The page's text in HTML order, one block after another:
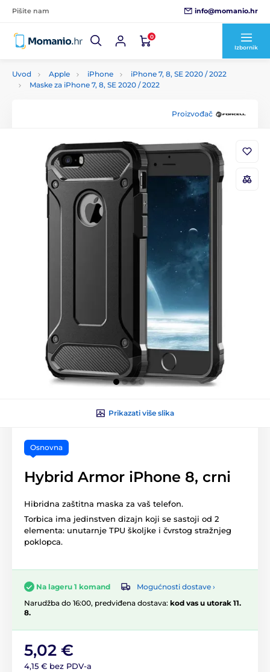
Pišite nam info@momanio.hr
0
Izbornik
Uvod Apple iPhone
iPhone 7, 8, SE 2020 / 2022
Maske za iPhone 7, 8, SE 2020 / 2022
Proizvođač
Prikazati više slika
Osnovna
Hybrid Armor iPhone 8, crni
Hibridna zaštitna maska za vaš telefon.
Torbica ima jedinstven dizajn koji se sastoji od 2
elementa: unutarnje TPU školjke i čvrstog stražnjeg
poklopca.
Na lageru 1 komand
Mogućnosti dostave ›
Narudžba do 16:00, predviđena dostava: kod vas u utorak 11.
8.
5,02 €
4,15 € bez PDV-a